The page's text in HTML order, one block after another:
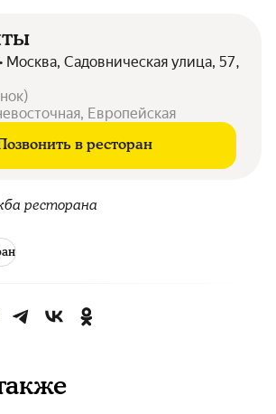
Москва, Садовническая улица, 57,
)
Европейская
в ресторан
ресторана